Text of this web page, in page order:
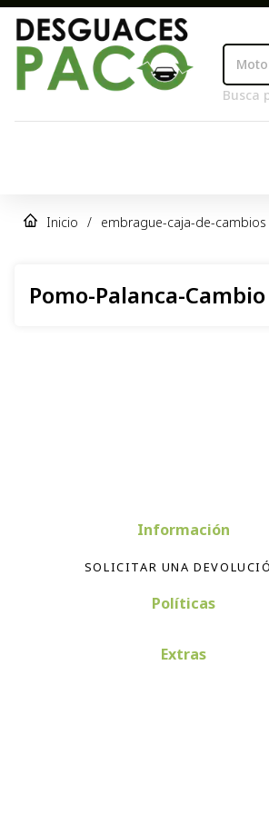
Busca
Inicio / embrague-caja-de-cambios
Pomo-Palanca-Cambio
SOLICITAR UNA
Políticas